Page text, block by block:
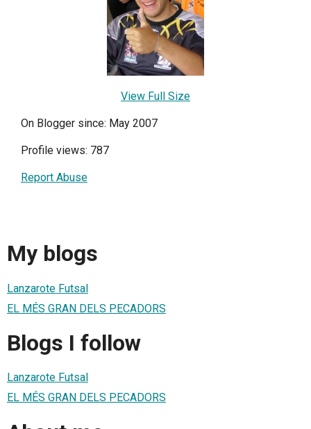
View Full Size
On Blogger since: May 2007
Profile views: 787
Report Abuse
My blogs
Lanzarote Futsal
EL MÉS GRAN DELS PECADORS
Blogs I follow
Lanzarote Futsal
EL MÉS GRAN DELS PECADORS